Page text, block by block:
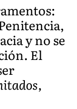
y no se
El